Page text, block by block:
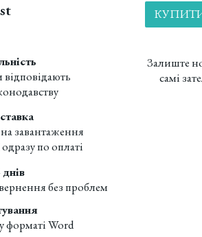
завантаження
по оплаті
без проблем
форматі Word
Залиште
самі